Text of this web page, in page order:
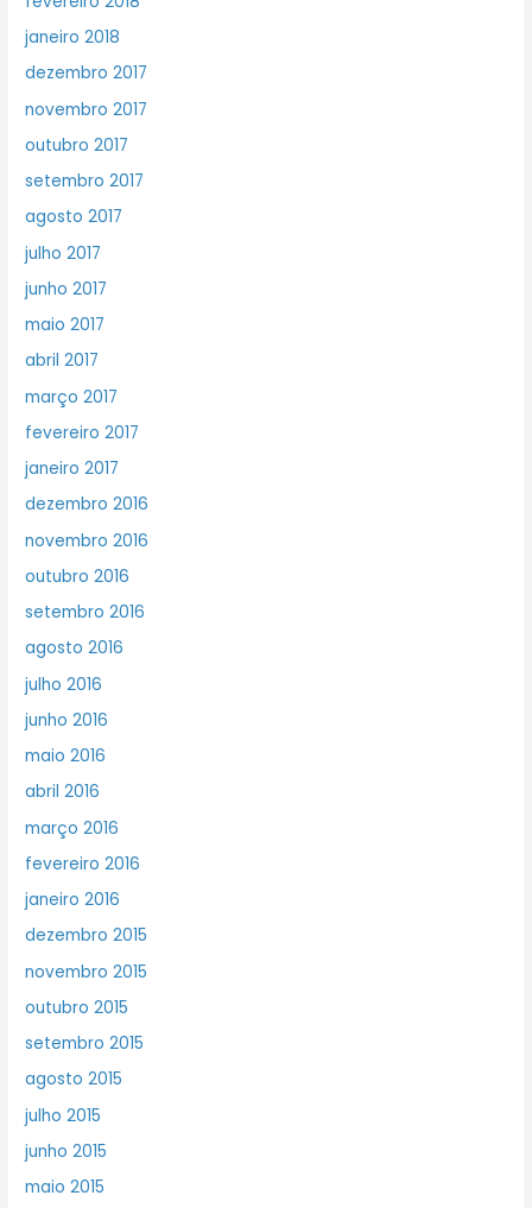
janeiro 2018
dezembro 2017
novembro 2017
outubro 2017
setembro 2017
agosto 2017
julho 2017
junho 2017
maio 2017
abril 2017
março 2017
fevereiro 2017
janeiro 2017
dezembro 2016
novembro 2016
outubro 2016
setembro 2016
agosto 2016
julho 2016
junho 2016
maio 2016
abril 2016
março 2016
fevereiro 2016
janeiro 2016
dezembro 2015
novembro 2015
outubro 2015
setembro 2015
agosto 2015
julho 2015
junho 2015
maio 2015